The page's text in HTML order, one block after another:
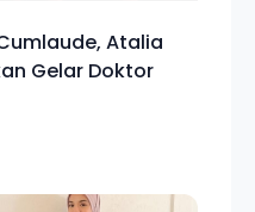
Atalia
Gelar Doktor